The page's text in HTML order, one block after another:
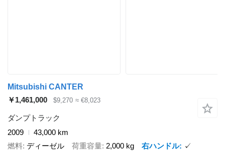
Mitsubishi CANTER
￥1,461,000
$9,270 ≈ €8,023
ダンプトラック
2009
43,000 km
燃料 ディーゼル 荷重容量 2,000 kg 右ハンドル ✓